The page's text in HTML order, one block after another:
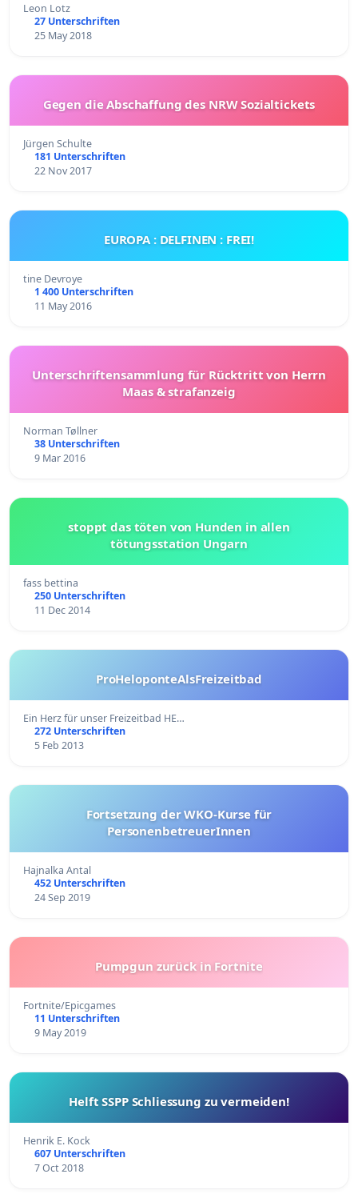
Leon Lotz
27 Unterschriften
25 May 2018
Gegen die Abschaffung des NRW Sozialtickets
Jürgen Schulte
181 Unterschriften
22 Nov 2017
EUROPA : DELFINEN : FREI!
tine Devroye
1 400 Unterschriften
11 May 2016
Unterschriftensammlung für Rücktritt von Herrn
Maas & strafanzeig
Norman Tøllner
38 Unterschriften
9 Mar 2016
stoppt das töten von Hunden in allen
tötungsstation Ungarn
fass bettina
250 Unterschriften
11 Dec 2014
ProHeloponteAlsFreizeitbad
Ein Herz für unser Freizeitbad HE…
272 Unterschriften
5 Feb 2013
Fortsetzung der WKO-Kurse für
PersonenbetreuerInnen
Hajnalka Antal
452 Unterschriften
24 Sep 2019
Pumpgun zurück in Fortnite
Fortnite/Epicgames
11 Unterschriften
9 May 2019
Helft SSPP Schliessung zu vermeiden!
Henrik E. Kock
607 Unterschriften
7 Oct 2018